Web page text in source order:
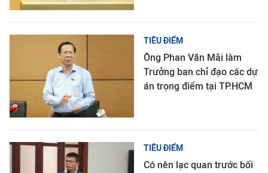
TIÊU ĐIỂM
Ông Phan Văn Mãi làm
Trưởng ban chỉ đạo các dự
án trọng điểm tại TP.HCM
TIÊU ĐIỂM
Có nên lạc quan trước bối